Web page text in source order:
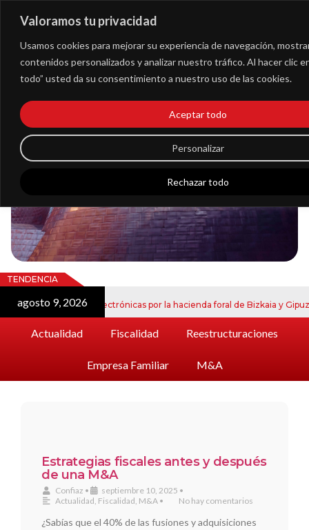
Valoramos tu privacidad
Usamos cookies para mejorar su experiencia de navegación,
contenidos personalizados y analizar nuestro tráfico. Al hacer clic
todo” usted da su consentimiento a nuestro uso de las cookies.
Personalizar
Rechazar todo
Aceptar todo
Blog
Noticias
TENDENCIA
agosto 9, 2026
de notificaciones electrónicas por la hacienda foral de Bizkaia y
Actualidad Fiscalidad Reestructuraciones
Empresa Familiar M&A
Estrategias fiscales antes y después
de una M&A
Confiaz • septiembre 10, 2025 •
Actualidad, Fiscalidad, M&A • No hay comentarios
¿Sabías que el 40% de las fusiones y adquisiciones